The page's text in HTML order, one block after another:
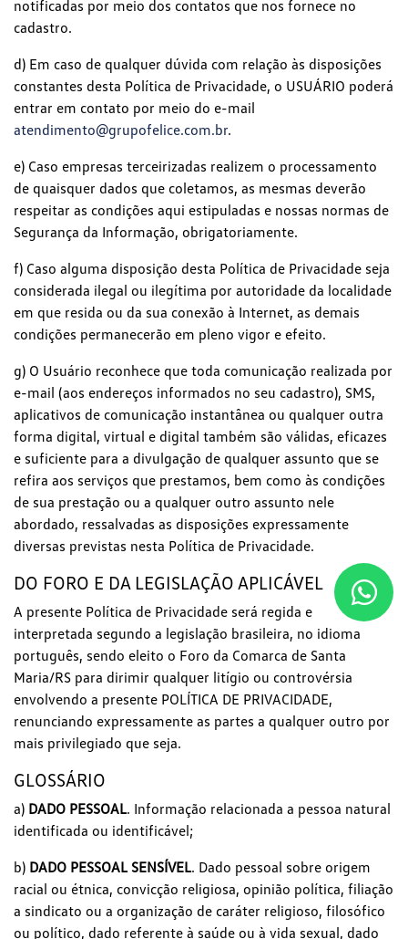
notificadas por meio dos contatos que nos fornece no
cadastro.
d) Em caso de qualquer dúvida com relação às disposições
constantes desta Política de Privacidade, o USUÁRIO poderá
entrar em contato por meio do e-mail
atendimento@grupofelice.com.br.
e) Caso empresas terceirizadas realizem o processamento
de quaisquer dados que coletamos, as mesmas deverão
respeitar as condições aqui estipuladas e nossas normas de
Segurança da Informação, obrigatoriamente.
f) Caso alguma disposição desta Política de Privacidade seja
considerada ilegal ou ilegítima por autoridade da localidade
em que resida ou da sua conexão à Internet, as demais
condições permanecerão em pleno vigor e efeito.
g) O Usuário reconhece que toda comunicação realizada por
e-mail (aos endereços informados no seu cadastro), SMS,
aplicativos de comunicação instantânea ou qualquer outra
forma digital, virtual e digital também são válidas, eficazes
e suficiente para a divulgação de qualquer assunto que se
refira aos serviços que prestamos, bem como às condições
de sua prestação ou a qualquer outro assunto nele
abordado, ressalvadas as disposições expressamente
diversas previstas nesta Política de Privacidade.
DO FORO E DA LEGISLAÇÃO APLICÁVEL
A presente Política de Privacidade será regida e
interpretada segundo a legislação brasileira, no idioma
português, sendo eleito o Foro da Comarca de Santa
Maria/RS para dirimir qualquer litígio ou controvérsia
envolvendo a presente POLÍTICA DE PRIVACIDADE,
renunciando expressamente as partes a qualquer outro por
mais privilegiado que seja.
GLOSSÁRIO
a) DADO PESSOAL. Informação relacionada a pessoa natural
identificada ou identificável;
b) DADO PESSOAL SENSÍVEL. Dado pessoal sobre origem
racial ou étnica, convicção religiosa, opinião política, filiação
a sindicato ou a organização de caráter religioso, filosófico
ou político, dado referente à saúde ou à vida sexual, dado